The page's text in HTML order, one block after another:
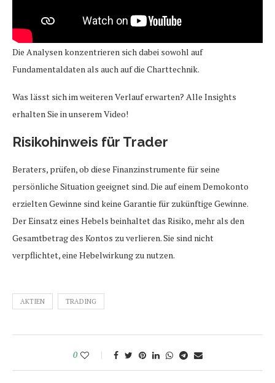
Die Analysen konzentrieren sich dabei sowohl auf
Fundamentaldaten als auch auf die Charttechnik.
Was lässt sich im weiteren Verlauf erwarten? Alle Insights
erhalten Sie in unserem Video!
Risikohinweis für Trader
Beraters, prüfen, ob diese Finanzinstrumente für seine
persönliche Situation geeignet sind. Die auf einem Demokonto
erzielten Gewinne sind keine Garantie für zukünftige Gewinne.
Der Einsatz eines Hebels beinhaltet das Risiko, mehr als den
Gesamtbetrag des Kontos zu verlieren. Sie sind nicht
verpflichtet, eine Hebelwirkung zu nutzen.
AKTIEN TRADING
0